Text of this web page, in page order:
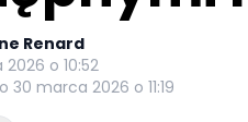
Renard
o 10:52
30 marca 2026 o 11:19